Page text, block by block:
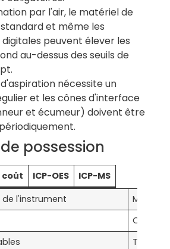
par l'air, le matériel de
et même les
peuvent élever les
au-dessus des seuils de
nécessite un
et les cônes d'interface
et écumeur) doivent être
possession
coût ICP-OES
ICP-MS
de l'instrument
Modéré
Qualité
Torche